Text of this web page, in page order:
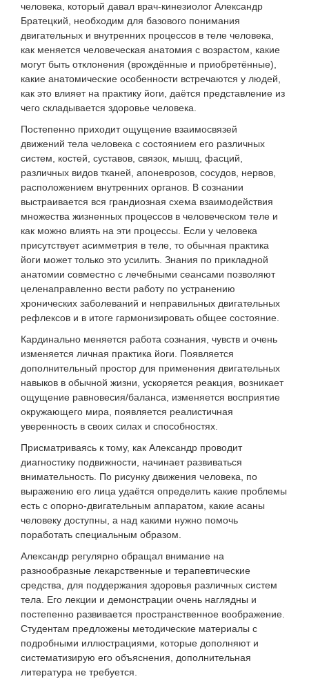
человека, который давал врач-кинезиолог Александр
Братецкий, необходим для базового понимания
двигательных и внутренних процессов в теле человека,
как меняется человеческая анатомия с возрастом, какие
могут быть отклонения (врождённые и приобретённые),
какие анатомические особенности встречаются у людей,
как это влияет на практику йоги, даётся представление из
чего складывается здоровье человека.
Постепенно приходит ощущение взаимосвязей
движений тела человека с состоянием его различных
систем, костей, суставов, связок, мышц, фасций,
различных видов тканей, апоневрозов, сосудов, нервов,
расположением внутренних органов. В сознании
выстраивается вся грандиозная схема взаимодействия
множества жизненных процессов в человеческом теле и
как можно влиять на эти процессы. Если у человека
присутствует асимметрия в теле, то обычная практика
йоги может только это усилить. Знания по прикладной
анатомии совместно с лечебными сеансами позволяют
целенаправленно вести работу по устранению
хронических заболеваний и неправильных двигательных
рефлексов и в итоге гармонизировать общее состояние.
Кардинально меняется работа сознания, чувств и очень
изменяется личная практика йоги. Появляется
дополнительный простор для применения двигательных
навыков в обычной жизни, ускоряется реакция, возникает
ощущение равновесия/баланса, изменяется восприятие
окружающего мира, появляется реалистичная
уверенность в своих силах и способностях.
Присматриваясь к тому, как Александр проводит
диагностику подвижности, начинает развиваться
внимательность. По рисунку движения человека, по
выражению его лица удаётся определить какие проблемы
есть с опорно-двигательным аппаратом, какие асаны
человеку доступны, а над какими нужно помочь
поработать специальным образом.
Александр регулярно обращал внимание на
разнообразные лекарственные и терапевтические
средства, для поддержания здоровья различных систем
тела. Его лекции и демонстрации очень наглядны и
постепенно развивается пространственное воображение.
Студентам предложены методические материалы с
подробными иллюстрациями, которые дополняют и
систематизирую его объяснения, дополнительная
литература не требуется.